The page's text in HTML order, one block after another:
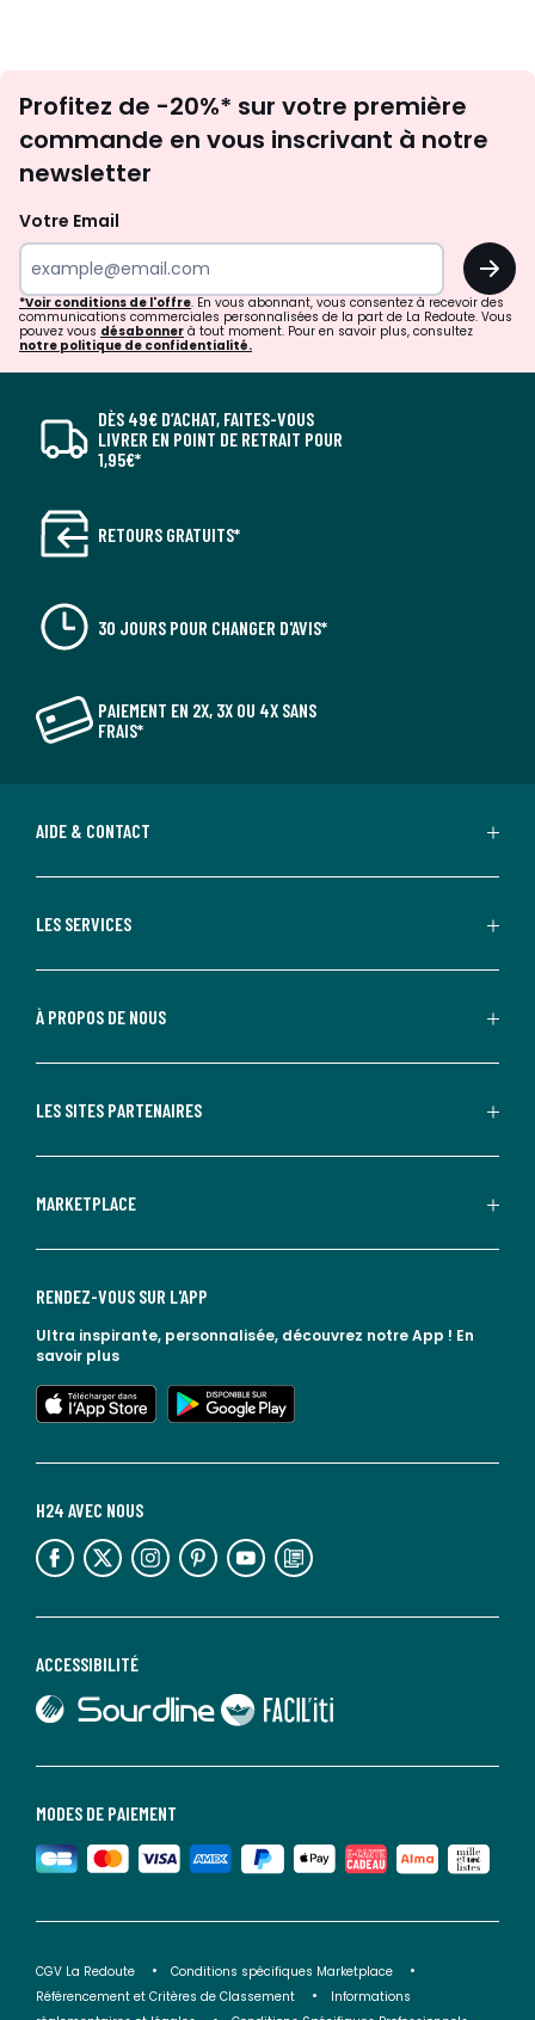
newsletter
Profitez de -20%* sur votre première
commande en vous inscrivant à notre
newsletter
Votre Email
OK
*Voir conditions de l'offre. En vous abonnant, vous consentez à recevoir des
communications commerciales personnalisées de la part de La Redoute. Vous
pouvez vous désabonner à tout moment. Pour en savoir plus, consultez
notre politique de confidentialité.
DÈS 49€ D’ACHAT, FAITES-VOUS
LIVRER EN POINT DE RETRAIT POUR
1,95€*
RETOURS GRATUITS*
30 JOURS POUR CHANGER D'AVIS*
PAIEMENT EN 2X, 3X OU 4X SANS
FRAIS*
AIDE & CONTACT
LES SERVICES
À PROPOS DE NOUS
LES SITES PARTENAIRES
MARKETPLACE
MODES DE PAIEMENT
ACCESSIBILITÉ
lien vers Sourdline
lien vers Faciliti
H24 AVEC NOUS
lien vers l'espace réseaux sociaux lien vers l'espace réseaux sociaux lien vers l'espace réseaux sociaux lien vers l'espace réseaux sociaux lien vers l'espace réseaux sociaux lien vers le blog la redoute
RENDEZ-VOUS SUR L'APP
Ultra inspirante, personnalisée, découvrez notre App ! En
savoir plus
lien vers l'app store
lien vers google play
CGV La Redoute
Conditions spécifiques Marketplace
Référencement et Critères de Classement
Informations